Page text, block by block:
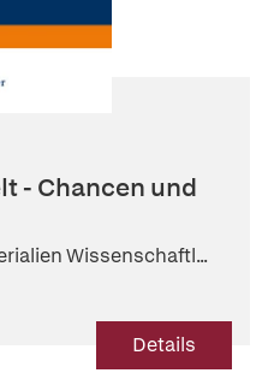
- Chancen und
Wissenschaftl...
Details